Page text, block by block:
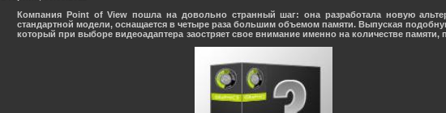
Компания Point of View пошла на довольно странный шаг: она разработала новую
стандартной модели, оснащается в четыре раза большим объемом памяти. Выпуская
который при выборе видеоадаптера заостряет свое внимание именно на количестве